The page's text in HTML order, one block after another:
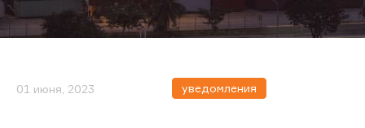
01 июня, 2023 уведомления